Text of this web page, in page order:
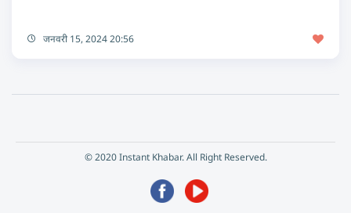
जनवरी 15, 2024 20:56
© 2020 Instant Khabar. All Right Reserved.